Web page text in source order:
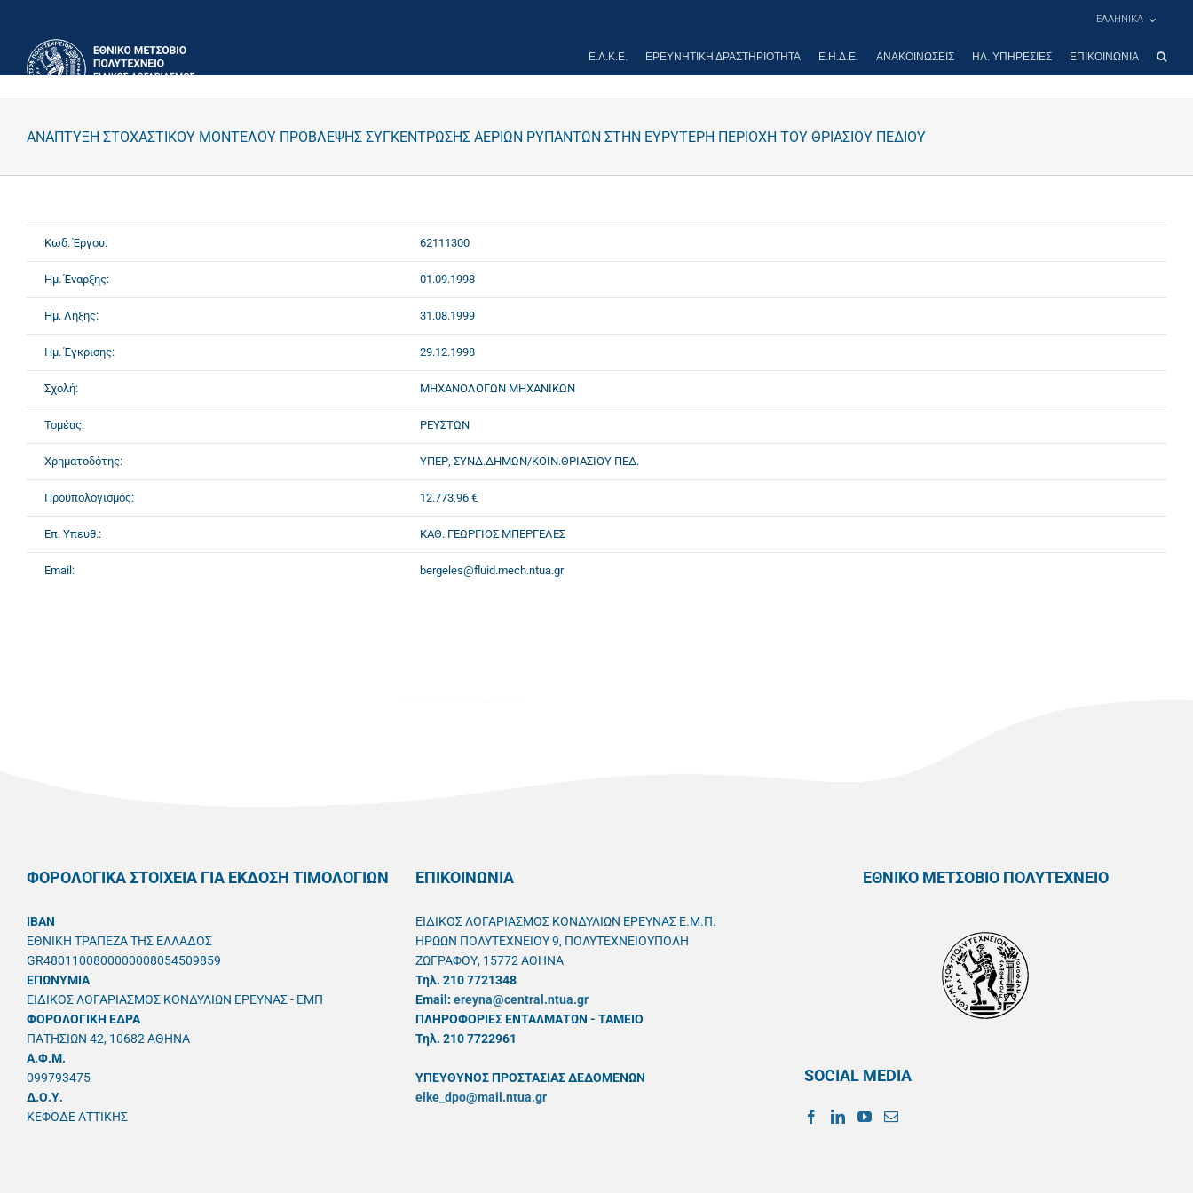
περιεχόμενο
ΕΛΛΗΝΙΚΑ
Ε.Λ.Κ.Ε. ΕΡΕΥΝΗΤΙΚΉ ΔΡΑΣΤΗΡΙΌΤΗΤΑ Ε.Η.Δ.Ε. ΑΝΑΚΟΙΝΏΣΕΙΣ ΗΛ. ΥΠΗΡΕΣΊΕΣ ΕΠΙΚΟΙΝΩΝΊΑ
ΑΝΑΠΤΥΞΗ ΣΤΟΧΑΣΤΙΚΟΥ ΜΟΝΤΕΛΟΥ ΠΡΟΒΛΕΨΗΣ ΣΥΓΚΕΝΤΡΩΣΗΣ ΑΕΡΙΩΝ ΡΥΠΑΝΤΩΝ ΣΤΗΝ ΕΥΡΥΤΕΡΗ ΠΕΡΙΟΧΗ ΤΟΥ ΘΡΙΑΣΙΟΥ ΠΕΔΙΟΥ
Κωδ. Έργου: 62111300
Ημ. Έναρξης: 01.09.1998
Ημ. Λήξης: 31.08.1999
Ημ. Έγκρισης: 29.12.1998
Σχολή: ΜΗΧΑΝΟΛΟΓΩΝ ΜΗΧΑΝΙΚΩΝ
Τομέας: ΡΕΥΣΤΩΝ
Χρηματοδότης: ΥΠΕΡ, ΣΥΝΔ.ΔΗΜΩΝ/ΚΟΙΝ.ΘΡΙΑΣΙΟΥ ΠΕΔ.
Προϋπολογισμός: 12.773,96 €
Επ. Υπευθ.: ΚΑΘ. ΓΕΩΡΓΙΟΣ ΜΠΕΡΓΕΛΕΣ
Email: bergeles@fluid.mech.ntua.gr
ΦΟΡΟΛΟΓΙΚΑ ΣΤΟΙΧΕΙΑ ΓΙΑ ΕΚΔΟΣΗ ΤΙΜΟΛΟΓΙΩΝ
IBAN
ΕΘΝΙΚΗ ΤΡΑΠΕΖΑ ΤΗΣ ΕΛΛΑΔΟΣ
GR4801100800000008054509859
ΕΠΩΝΥΜΙΑ
ΕΙΔΙΚΟΣ ΛΟΓΑΡΙΑΣΜΟΣ ΚΟΝΔΥΛΙΩΝ ΕΡΕΥΝΑΣ - ΕΜΠ
ΦΟΡΟΛΟΓΙΚΗ ΕΔΡΑ
ΠΑΤΗΣΙΩΝ 42, 10682 ΑΘΗΝΑ
A.Φ.Μ.
099793475
Δ.Ο.Υ.
ΚΕΦΟΔΕ ΑΤΤΙΚΗΣ
ΕΠΙΚΟΙΝΩΝΙΑ
ΕΙΔΙΚΟΣ ΛΟΓΑΡΙΑΣΜΟΣ ΚΟΝΔΥΛΙΩΝ ΕΡΕΥΝΑΣ Ε.Μ.Π.
ΗΡΩΩΝ ΠΟΛΥΤΕΧΝΕΙΟΥ 9, ΠΟΛΥΤΕΧΝΕΙΟΥΠΟΛΗ
ΖΩΓΡΑΦΟΥ, 15772 ΑΘΗΝΑ
Τηλ. 210 7721348
Email: ereyna@central.ntua.gr
ΠΛΗΡΟΦΟΡΙΕΣ ΕΝΤΑΛΜΑΤΩΝ - ΤΑΜΕΙΟ
Τηλ. 210 7722961
ΥΠΕΥΘYΝΟΣ ΠΡΟΣΤΑΣΙΑΣ ΔΕΔΟΜΕΝΩΝ
elke_dpo@mail.ntua.gr
ΕΘΝΙΚΟ ΜΕΤΣΟΒΙΟ ΠΟΛΥΤΕΧΝΕΙΟ
SOCIAL MEDIA